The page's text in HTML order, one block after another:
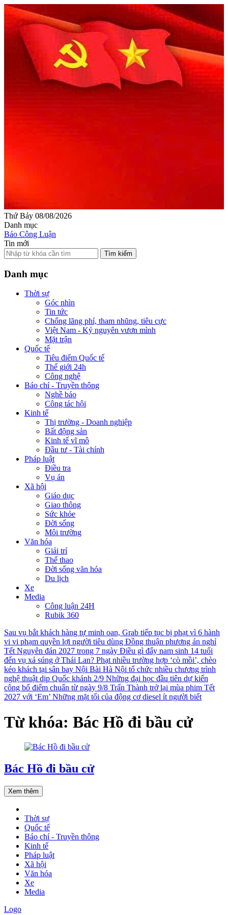
Thứ Bảy 08/08/2026
Danh mục
Báo Công Luận
Tin mới
Tìm kiếm
Danh mục
Thời sự
Góc nhìn
Tin tức
Chống lãng phí, tham nhũng, tiêu cực
Việt Nam - Kỷ nguyên vươn mình
Mặt trận
Quốc tế
Tiêu điểm Quốc tế
Thế giới 24h
Công nghệ
Báo chí - Truyền thông
Nghề báo
Công tác hội
Kinh tế
Thị trường - Doanh nghiệp
Bất động sản
Kinh tế vĩ mô
Đầu tư - Tài chính
Pháp luật
Điều tra
Vụ án
Xã hội
Giáo dục
Giao thông
Sức khỏe
Đời sống
Môi trường
Văn hóa
Giải trí
Thể thao
Đời sống văn hóa
Du lịch
Xe
Media
Công luận 24H
Rubik 360
Sau vụ bắt khách hàng tự minh oan, Grab tiếp tục bị phạt vì 6 hành
vi vi phạm quyền lợi người tiêu dùng Đồng thuận phương án nghỉ
Tết Nguyên đán 2027 trong 7 ngày Điều gì đẩy nam sinh 14 tuổi
đến vụ xả súng ở Thái Lan? Phạt nhiều trường hợp ‘cò mồi’, chèo
kéo khách tại sân bay Nội Bài Hà Nội tổ chức nhiều chương trình
nghệ thuật dịp Quốc khánh 2/9 Những đại học đầu tiên dự kiến
công bố điểm chuẩn từ ngày 9/8 Trấn Thành trở lại mùa phim Tết
2027 với ‘Em’ Những mặt tối của động cơ diesel ít người biết
Từ khóa: Bác Hồ đi bầu cử
Bác Hồ đi bầu cử
Xem thêm
Thời sự
Quốc tế
Báo chí - Truyền thông
Kinh tế
Pháp luật
Xã hội
Văn hóa
Xe
Media
Logo